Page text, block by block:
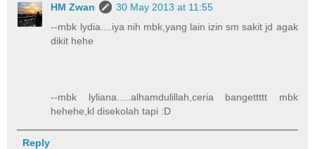
HM Zwan
30 May 2013 at 11:55
--mbk lydia....iya nih mbk,yang lain izin sm sakit jd agak
dikit hehe
--mbk lyliana.....alhamdulillah,ceria bangettttt mbk
hehehe,kl disekolah tapi :D
Reply